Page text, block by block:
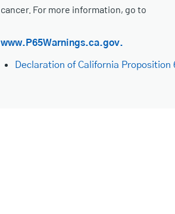
cancer. For more information, go to
www.P65Warnings.ca.gov.
Declaration of California Proposition